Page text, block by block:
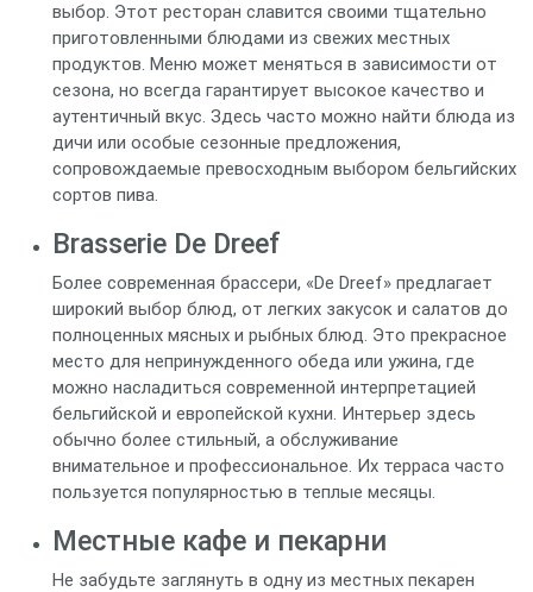
выбор. Этот ресторан славится своими тщательно
приготовленными блюдами из свежих местных
продуктов. Меню может меняться в зависимости от
сезона, но всегда гарантирует высокое качество и
аутентичный вкус. Здесь часто можно найти блюда из
дичи или особые сезонные предложения,
сопровождаемые превосходным выбором бельгийских
сортов пива.
Brasserie De Dreef
Более современная брассери, «De Dreef» предлагает
широкий выбор блюд, от легких закусок и салатов до
полноценных мясных и рыбных блюд. Это прекрасное
место для непринужденного обеда или ужина, где
можно насладиться современной интерпретацией
бельгийской и европейской кухни. Интерьер здесь
обычно более стильный, а обслуживание
внимательное и профессиональное. Их терраса часто
пользуется популярностью в теплые месяцы.
Местные кафе и пекарни
Не забудьте заглянуть в одну из местных пекарен